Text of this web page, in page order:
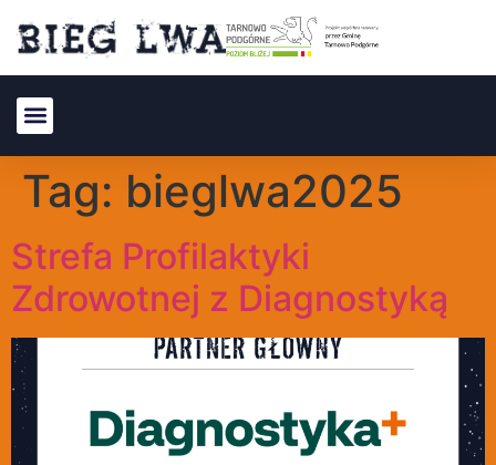
Tag: bieglwa2025
Strefa Profilaktyki
Zdrowotnej z Diagnostyką